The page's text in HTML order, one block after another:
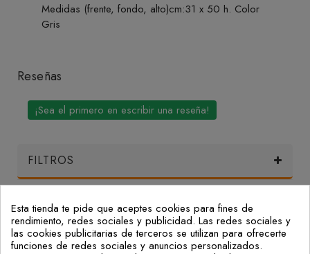
Medidas (frente, fondo, alto)cm:31 x 50 h. Color
Gris
Reseñas
¡Sea el primero en escribir una reseña!
FILTROS
Mi Cuenta
Nuestras Oficinas
Esta tienda te pide que aceptes cookies para fines de
rendimiento, redes sociales y publicidad. Las redes sociales y
las cookies publicitarias de terceros se utilizan para ofrecerte
funciones de redes sociales y anuncios personalizados.